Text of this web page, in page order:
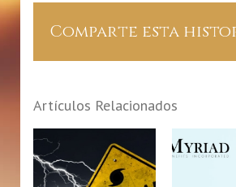
Comparte esta
Artículos Relacionados